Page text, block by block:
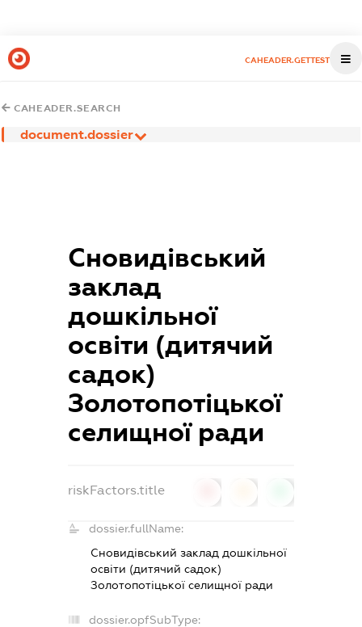
CAHEADER.GETTEST
CAHEADER.SEARCH
document.dossier
Сновидівський
заклад
дошкільної
освіти (дитячий
садок)
Золотопотіцької
селищної ради
riskFactors.title
dossier.fullName:
Сновидівський заклад дошкільної
освіти (дитячий садок)
Золотопотіцької селищної ради
dossier.opfSubType: